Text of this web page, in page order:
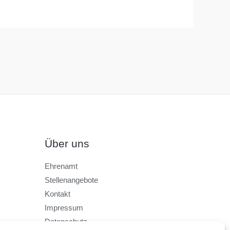
Über uns
Ehrenamt
Stellenangebote
Kontakt
Impressum
Datenschutz